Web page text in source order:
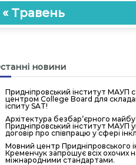
« Травень
новини
Придніпровський інститут МАУП
центром College Board для
іспиту SAT!
Архітектура безбар’єрного
Придніпровський інститут МАУП
договір про співпрацю у сфері
Мовний центр Придніпровського
Кременчук запрошує всіх охочих
міжнародними стандартами.